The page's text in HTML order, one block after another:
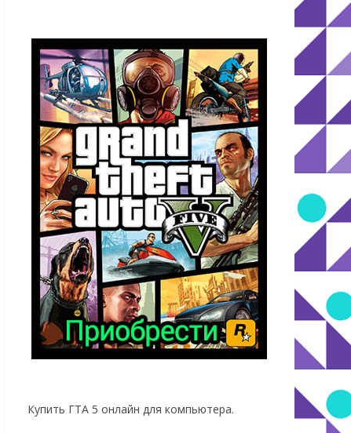
Купить ГТА 5 онлайн для компьютера.